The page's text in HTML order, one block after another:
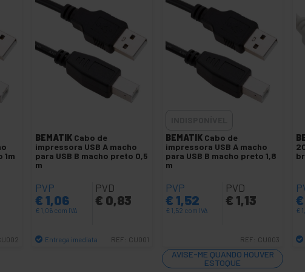
1m
BEMATIK Cabo de
impressora USB A macho
para USB B macho preto 0,5
m
PVP
€ 1,06
€ 1,06 com IVA
PVD
€ 0,83
Entrega imediata REF: CU001
BEMATIK Cabo de
impressora USB A macho
para USB B macho preto 1,8
m
PVP
€ 1,52
€ 1,52 com IVA
PVD
€ 1,13
REF: CU003
AVISE-ME QUANDO HOUVER
ESTOQUE
€
€